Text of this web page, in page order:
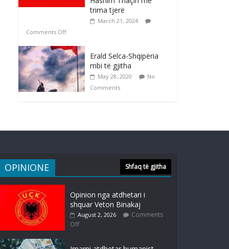
trima tjerë
March 21, 2024
Comments Off
Erald Selca-Shqipëria
mbi të gjitha
May 28, 2020
No
Comments
OPINIONE Shfaq të gjitha
Opinion nga atdhetari i
shquar Veton Binakaj
August 2, 2026
Comments
Off